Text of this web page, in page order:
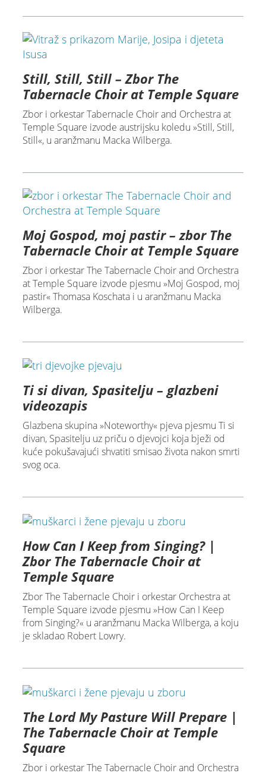
Still, Still, Still – Zbor The
Tabernacle Choir at Temple Square
Zbor i orkestar Tabernacle Choir and Orchestra at
Temple Square izvode austrijsku koledu »Still, Still,
Still«, u aranžmanu Macka Wilberga.
Moj Gospod, moj pastir – zbor The
Tabernacle Choir at Temple Square
Zbor i orkestar The Tabernacle Choir and Orchestra
at Temple Square izvode pjesmu »Moj Gospod, moj
pastir« Thomasa Koschata i u aranžmanu Macka
Wilberga.
Ti si divan, Spasitelju – glazbeni
videozapis
Glazbena skupina »Noteworthy« pjeva pjesmu Ti si
divan, Spasitelju uz priču o djevojci koja bježi od
kuće pokušavajući shvatiti smisao života nakon smrti
svog oca.
How Can I Keep from Singing? |
Zbor The Tabernacle Choir at
Temple Square
Zbor The Tabernacle Choir i orkestar Orchestra at
Temple Square izvode pjesmu »How Can I Keep
from Singing?« u aranžmanu Macka Wilberga, a koju
je skladao Robert Lowry.
The Lord My Pasture Will Prepare |
The Tabernacle Choir at Temple
Square
Zbor i orkestar The Tabernacle Choir and Orchestra